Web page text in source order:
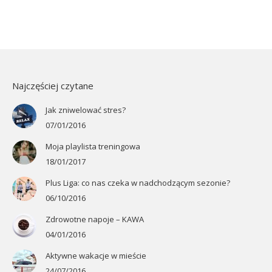
Najczęściej czytane
Jak zniwelować stres?
07/01/2016
Moja playlista treningowa
18/01/2017
Plus Liga: co nas czeka w nadchodzącym sezonie?
06/10/2016
Zdrowotne napoje – KAWA
04/01/2016
Aktywne wakacje w mieście